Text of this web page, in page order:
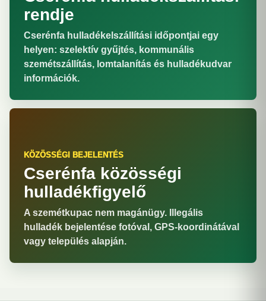
rendje
Cserénfa hulladékelszállítási időpontjai egy
helyen: szelektív gyűjtés, kommunális
szemétszállítás, lomtalanítás és hulladékudvar
információk.
KÖZÖSSÉGI BEJELENTÉS
Cserénfa közösségi
hulladékfigyelő
A szemétkupac nem magánügy. Illegális
hulladék bejelentése fotóval, GPS-koordinátával
vagy település alapján.